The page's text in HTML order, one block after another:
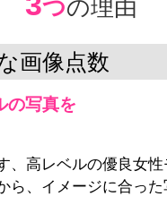
つの理由
画像点数
の写真を
、高レベルの優良女性
ら、イメージに合った